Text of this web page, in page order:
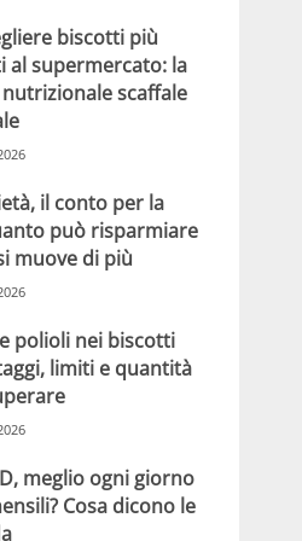
biscotti più
al supermercato: la
scaffale
il conto per la
può risparmiare
muove di più
polioli nei biscotti
limiti e quantità
meglio ogni giorno
Cosa dicono le